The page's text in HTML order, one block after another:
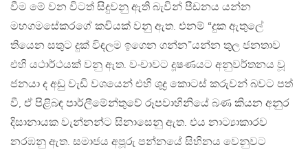
වීම මේ වන විටත් සිදුවනු ඇති බැවින් පීඩනය යන්න
මහගමසේකරගේ කවියක් වනු ඇත. එනම් “දුක ඇතුලේ
තියෙන සතුට දුක් විඳලම ඉගෙන ගන්න”යන්න තුල ජනතාව
එහි යථාර්ථයක් වනු ඇත. වංචාවට දූෂණයට අනුවර්තනය වූ
ජනයා ද අඩු වැඩි වශයෙන් එහි ශුද්‍ර කොටස් කරුවන් බවට පත්
වී, ඒ පිළිබඳ පාර්ලීමේන්තුවේ රූපවාහිනියේ බණ කියන අනුර
දිසානායක වැන්නන්ට සිනාසෙනු ඇත. එය නාට්‍යාකාරව
නරඹනු ඇත. සමාජය අපූරු පන්නයේ සිහිනය වෙනුවට